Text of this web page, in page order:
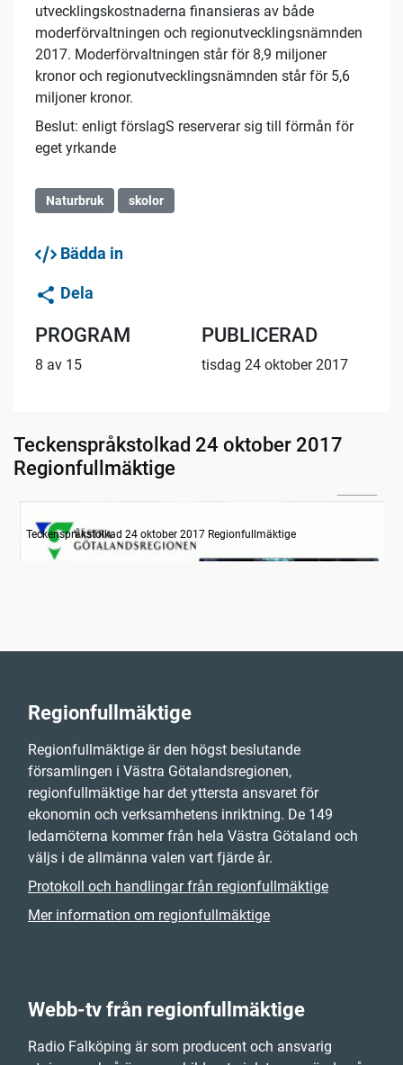
utvecklingskostnaderna finansieras av både
moderförvaltningen och regionutvecklingsnämnden
2017. Moderförvaltningen står för 8,9 miljoner
kronor och regionutvecklingsnämnden står för 5,6
miljoner kronor.
Beslut: enligt förslagS reserverar sig till förmån för
eget yrkande
Naturbruk skolor
Bädda in
Dela
PROGRAM
8 av 15
PUBLICERAD
tisdag 24 oktober 2017
Teckenspråkstolkad 24 oktober 2017
Regionfullmäktige
Information
Teckenspråkstolkad 24 oktober 2017 Regionfullmäktige
Regionfullmäktige
Regionfullmäktige är den högst beslutande
församlingen i Västra Götalandsregionen,
regionfullmäktige har det yttersta ansvaret för
ekonomin och verksamhetens inriktning. De 149
ledamöterna kommer från hela Västra Götaland och
väljs i de allmänna valen vart fjärde år.
Protokoll och handlingar från regionfullmäktige
Mer information om regionfullmäktige
Webb-tv från regionfullmäktige
Radio Falköping är som producent och ansvarig